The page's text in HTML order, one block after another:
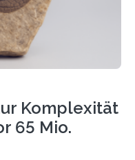
Komplexität
65 Mio.